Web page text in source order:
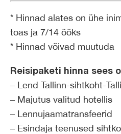
* Hinnad alates on ühe
toas ja 7/14 ööks
* Hinnad võivad muutuda
Reisipaketi hinna sees
– Lend Tallinn-sihtkoht-
– Majutus valitud hotellis
– Lennujaamatransfeerid
– Esindaja teenused